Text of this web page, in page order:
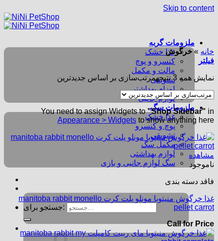
Skip to content
ملزومات گربه
غذا خشک
کنسرو و پوچ
مالت و مکمل
تشویقی
لوزام بهداشتی
لوازم جانبی
ملزومات سگ
غذا خشک
پوچ و کنسرو
تشویقی
مکمل سگ
لوازم بهداشتی
سگ لوازم جانبی و بازی
جستجو برای:
خانه » خرگوش
فیلتر
نمایش همه 3 نتیجه مرتب‌سازی بر اساس جدیدترین
You need to assign Widgets to"Shop Sidebar" in
Appearance > Widgets to show anything here
مشاهده
ناموجود
فاقد دسته بندی
غذا خرگوش منیتوبا مونلو پلت کرت manitoba rabbit monello
pellet carrot
Call for Price